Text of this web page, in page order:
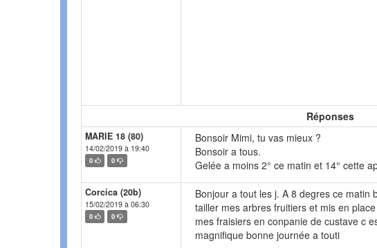
Réponses
MARIE 18 (80)
14/02/2019 à 19:40
0 0
Bonsoir Mimi, tu vas mieux ?
Bonsoir a tous.
Gelée a moins 2° ce matin et 14° cette
Corcica (20b)
15/02/2019 à 06:30
0 0
Bonjour a tout les j. A 8 degres ce
tailler mes arbres fruitiers et mis en
mes fraisiers en conpanie de custave c
magnifique bonne journée a touti